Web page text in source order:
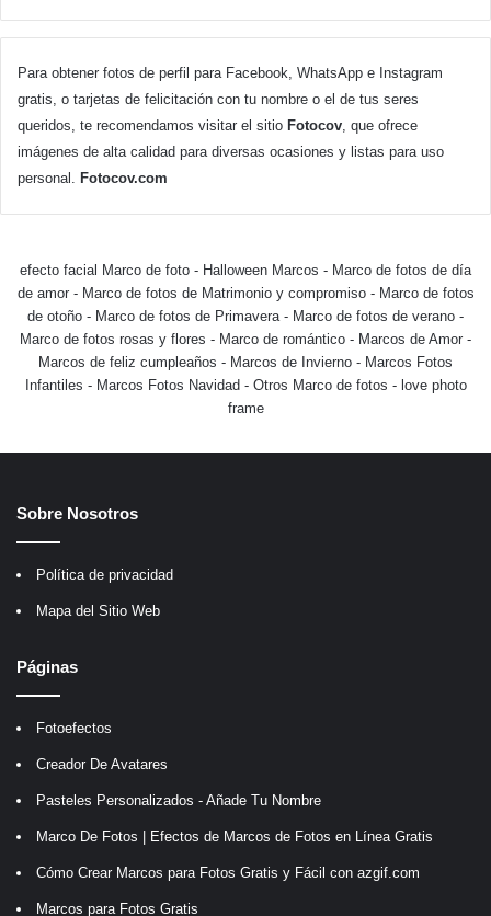
Para obtener fotos de perfil para Facebook, WhatsApp e Instagram
gratis, o tarjetas de felicitación con tu nombre o el de tus seres
queridos, te recomendamos visitar el sitio Fotocov, que ofrece
imágenes de alta calidad para diversas ocasiones y listas para uso
personal. Fotocov.com
efecto facial Marco de foto - Halloween Marcos - Marco de fotos de día
de amor- Marco de fotos de Matrimonio y compromiso- Marco de fotos
de otoño - Marco de fotos de Primavera- Marco de fotos de verano -
Marco de fotos rosas y flores - Marco de romántico - Marcos de Amor -
Marcos de feliz cumpleaños - Marcos de Invierno - Marcos Fotos
Infantiles - Marcos Fotos Navidad - Otros Marco de fotos - love photo
frame
Sobre Nosotros
Política de privacidad
Mapa del Sitio Web
Páginas
Fotoefectos
Creador De Avatares
Pasteles Personalizados - Añade Tu Nombre
Marco De Fotos | Efectos de Marcos de Fotos en Línea Gratis
Cómo Crear Marcos para Fotos Gratis y Fácil con azgif.com
Marcos para Fotos Gratis